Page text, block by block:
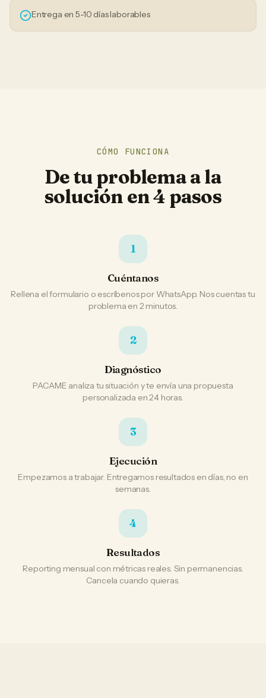
Entrega en 5-10 días laborables
CÓMO FUNCIONA
De tu problema a la
solución en 4 pasos
1
Cuéntanos
Rellena el formulario o escríbenos por WhatsApp. Nos cuentas tu
problema en 2 minutos.
2
Diagnóstico
PACAME analiza tu situación y te envía una propuesta
personalizada en 24 horas.
3
Ejecución
Empezamos a trabajar. Entregamos resultados en días, no en
semanas.
4
Resultados
Reporting mensual con métricas reales. Sin permanencias.
Cancela cuando quieras.